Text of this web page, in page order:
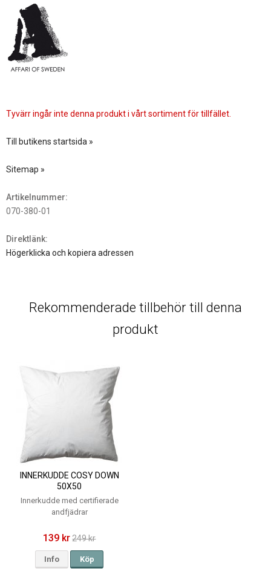
Tyvärr ingår inte denna produkt i vårt sortiment för tillfället.
Till butikens startsida »
Sitemap »
Artikelnummer:
070-380-01
Direktlänk:
Högerklicka och kopiera adressen
Rekommenderade tillbehör till denna
produkt
INNERKUDDE COSY DOWN
50X50
Innerkudde med certifierade
andfjädrar
139 kr 249 kr
Info Köp